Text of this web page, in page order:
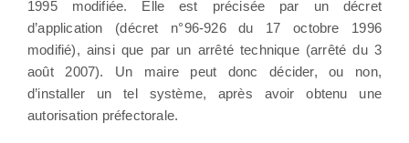
1995 modifiée. Elle est précisée par un décret
d’application (décret n°96-926 du 17 octobre 1996
modifié), ainsi que par un arrêté technique (arrêté du 3
août 2007). Un maire peut donc décider, ou non,
d’installer un tel système, après avoir obtenu une
autorisation préfectorale.